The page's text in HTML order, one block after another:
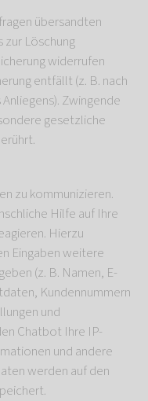
übersandten
zur Löschung
widerrufen
entfällt (z. B. nach
Zwingende
gesetzliche
zu kommunizieren.
Hilfe auf Ihre
Hierzu
Eingaben weitere
(z. B. Namen, E-
Kundennummern
und
Chatbot Ihre IP-
und andere
werden auf den